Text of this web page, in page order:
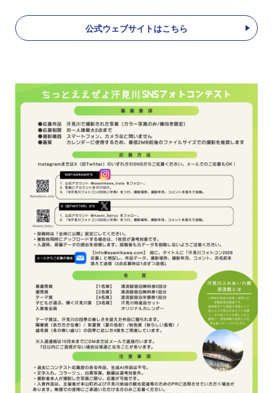
公式ウェブサイトはこちら